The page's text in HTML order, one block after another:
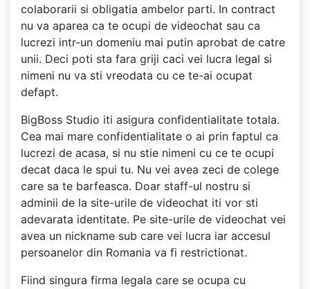
colaborarii si obligatia ambelor parti. In contract
nu va aparea ca te ocupi de videochat sau ca
lucrezi intr-un domeniu mai putin aprobat de catre
unii. Deci poti sta fara griji caci vei lucra legal si
nimeni nu va sti vreodata cu ce te-ai ocupat
defapt.
BigBoss Studio iti asigura confidentialitate totala.
Cea mai mare confidentialitate o ai prin faptul ca
lucrezi de acasa, si nu stie nimeni cu ce te ocupi
decat daca le spui tu. Nu vei avea zeci de colege
care sa te barfeasca. Doar staff-ul nostru si
adminii de la site-urile de videochat iti vor sti
adevarata identitate. Pe site-urile de videochat vei
avea un nickname sub care vei lucra iar accesul
persoanelor din Romania va fi restrictionat.
Fiind singura firma legala care se ocupa cu